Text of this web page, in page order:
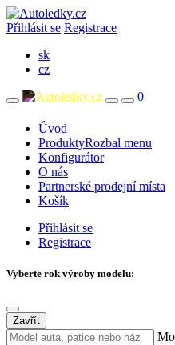
Přihlásit se Registrace
sk
cz
0
Úvod
ProduktyRozbal menu
Konfigurátor
O nás
Partnerské prodejní místa
Košík
Přihlásit se
Registrace
Vyberte rok výroby modelu:
Zavřít